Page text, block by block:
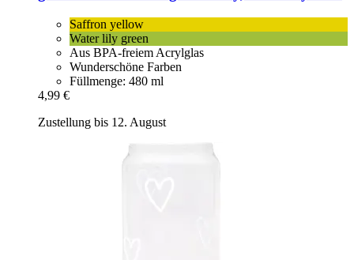
Saffron yellow
Water lily green
Aus BPA-freiem Acrylglas
Wunderschöne Farben
Füllmenge: 480 ml
4,99 €
Zustellung bis 12. August